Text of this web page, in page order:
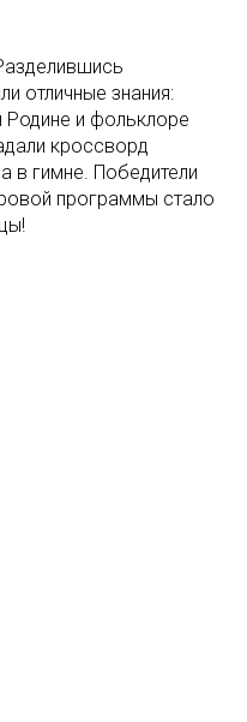
отличные знания:
и фольклоре
кроссворд
в гимне. Победители
программы стало